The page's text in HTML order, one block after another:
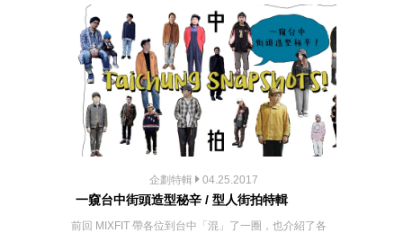
企劃特輯 04.25.2017
一窺台中街頭造型秘辛 / 型人街拍特輯
前回 MIXFIT 帶各位到台中「混」了一圈，也介紹了各